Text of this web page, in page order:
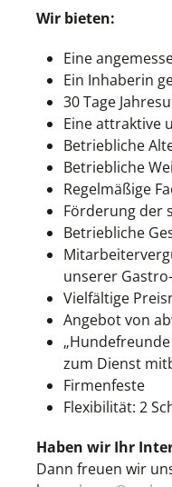
Wir bieten:
Eine
Ein Inhaberin
30 Tage
Eine attraktive
Betriebliche
Betriebliche
Regelmäßige
Förderung der
Betriebliche
unserer
Vielfältige
Angebot von
zum Dienst
Firmenfeste
Flexibilität: 2
Haben wir Ihr
Dann freuen wir